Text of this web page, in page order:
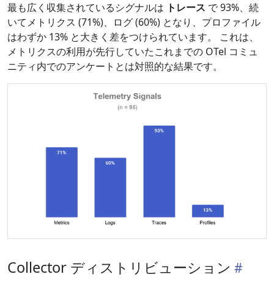
最も広く収集されているシグナルは トレース で 93%、続
いてメトリクス (71%)、ログ (60%) となり、プロファイル
はわずか 13% と大きく差をつけられています。 これは、
メトリクスの利用が先行していたこれまでの OTel コミュ
ニティ内でのアンケートとは対照的な結果です。
Collector ディストリビューション